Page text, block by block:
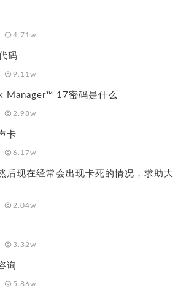
4.71w
码
9.11w
Manager™ 17密码是什么
2.98w
卡
6.17w
后现在经常会出现卡死的情况，求助大
2.04w
3.32w
询
5.86w